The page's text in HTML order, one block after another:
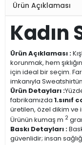
Ürün Açıklaması
Kadın
Ürün Açıklaması :
korunmak, hem
için ideal bir seçim.
imkanıyla
Ürün Detayları :
fabrikamızda 1.sınıf
üretilen, özel dikim ve
Ürünün kumaş m 2
Baskı Detayları :
güvenlidir; insan